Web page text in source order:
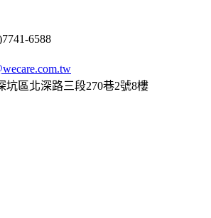
6588
坑區北深路三段270巷2號8樓